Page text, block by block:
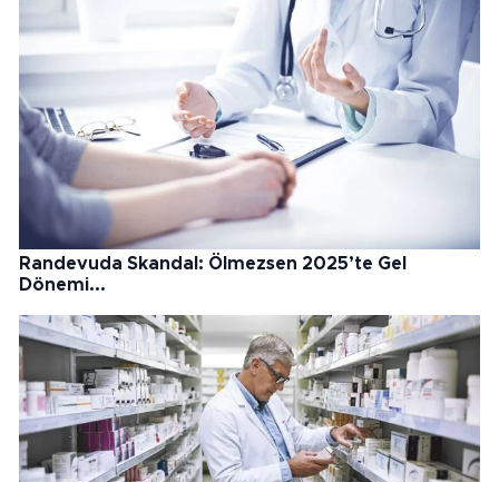
Randevuda Skandal: Ölmezsen 2025’te Gel
Dönemi...